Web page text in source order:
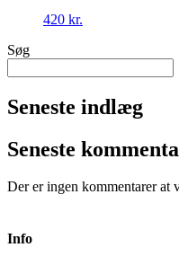
420 kr.
Søg
Seneste indlæg
Seneste
Der er ingen kommentarer at
Info